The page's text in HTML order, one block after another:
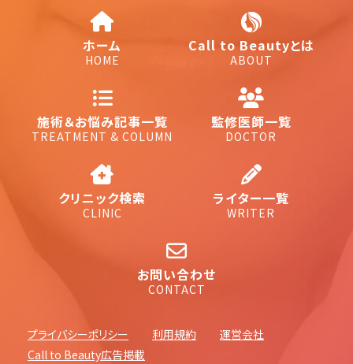
ホーム
HOME
Call to Beautyとは
ABOUT
施術＆お悩み記事一覧
TREATMENT & COLUMN
監修医師一覧
DOCTOR
クリニック検索
CLINIC
ライター一覧
WRITER
お問い合わせ
CONTACT
プライバシーポリシー 利用規約
運営会社
Call to Beauty広告掲載